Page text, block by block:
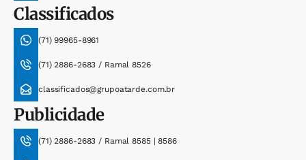
Classificados
(71) 99965-8961
(71) 2886-2683 / Ramal 8526
classificados@grupoatarde.com.br
Publicidade
(71) 2886-2683 / Ramal 8585 | 8586